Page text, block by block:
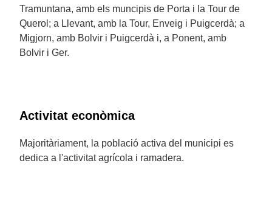
Tramuntana, amb els muncipis de Porta i la Tour de
Querol; a Llevant, amb la Tour, Enveig i Puigcerdà; a
Migjorn, amb Bolvir i Puigcerdà i, a Ponent, amb
Bolvir i Ger.
Activitat econòmica
Majoritàriament, la població activa del municipi es
dedica a l'activitat agrícola i ramadera.